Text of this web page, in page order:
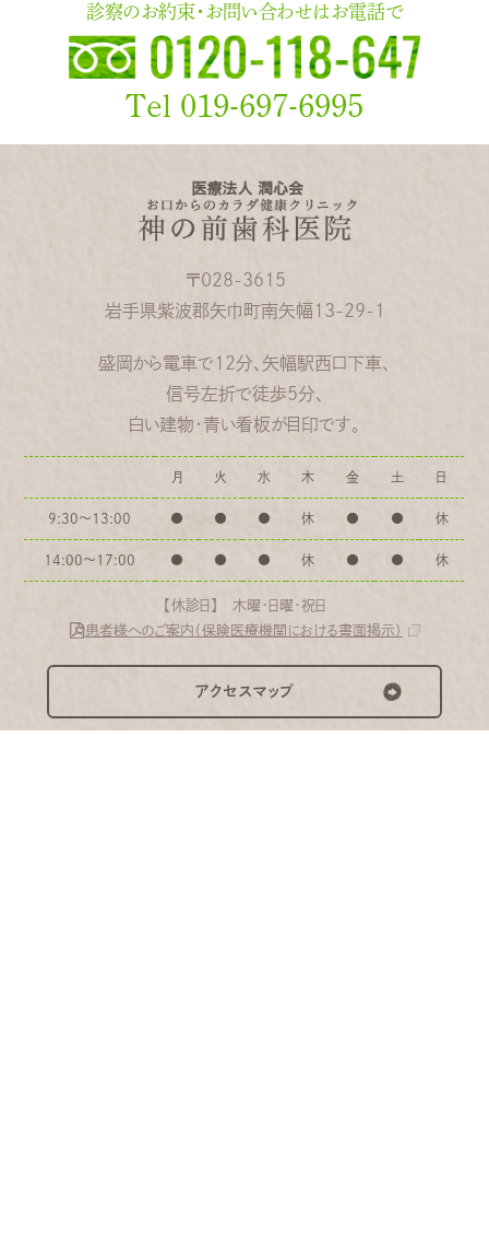
診察のお約束・お問い合わせはお電話で
Tel 019-697-6995
〒028-3615
岩手県紫波郡矢巾町南矢幅13-29-1
盛岡から電車で12分、矢幅駅西口下車、
信号左折で徒歩5分、
白い建物・青い看板が目印です。
月 火 水 木 金 土 日
9:30〜13:00 ● ● ● 休 ● ● 休
14:00〜17:00 ● ● ● 休 ● ● 休
【休診日】 木曜・日曜・祝日
患者様へのご案内（保険医療機関における書面掲示）
アクセスマップ